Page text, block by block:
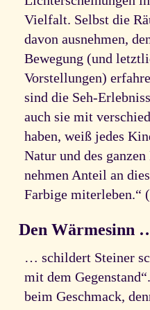
Vielfalt. Selbst die
davon ausnehmen,
Bewegung (und
Vorstellungen)
sind die Seh-
auch sie mit
haben, weiß jedes
Natur und des
nehmen Anteil an
Farbige miterleben.“
Den Wärmesinn
… schildert Steiner
mit dem
beim Geschmack,